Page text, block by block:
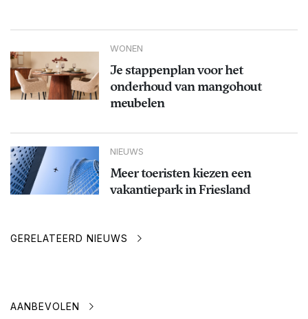
WONEN
Je stappenplan voor het
onderhoud van mangohout
meubelen
NIEUWS
Meer toeristen kiezen een
vakantiepark in Friesland
GERELATEERD NIEUWS
AANBEVOLEN